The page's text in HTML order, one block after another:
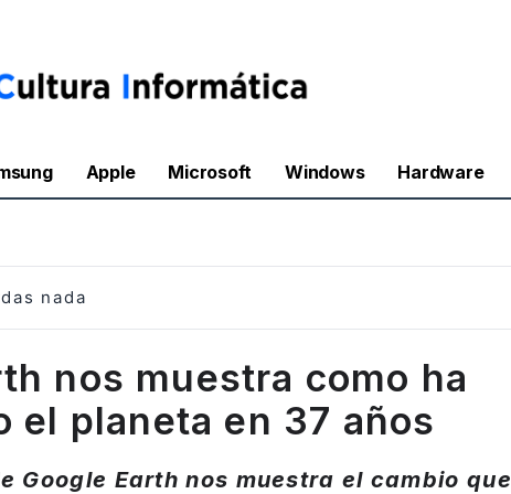
Apple Microsoft Windows Hardware
nada
nos muestra como ha
el planeta en 37 años
Google Earth nos muestra el cambio que